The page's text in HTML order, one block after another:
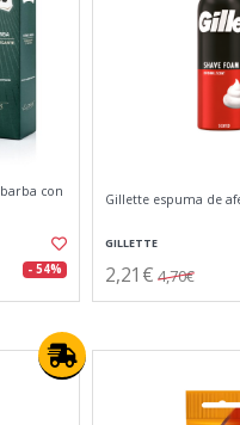
con
- 54%
Gillette espuma de
GILLETTE
2,21€ 4,70€